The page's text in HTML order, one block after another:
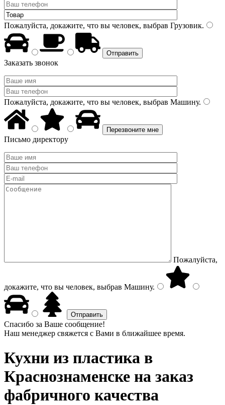
Пожалуйста, докажите, что вы человек, выбрав Грузовик.
Заказать звонок
Пожалуйста, докажите, что вы человек, выбрав Машину.
Письмо директору
Пожалуйста,
докажите, что вы человек, выбрав Машину.
Спасибо за Ваше сообщение!
Наш менеджер свяжется с Вами в ближайшее время.
Кухни из пластика в
Краснознаменске на заказ
фабричного качества